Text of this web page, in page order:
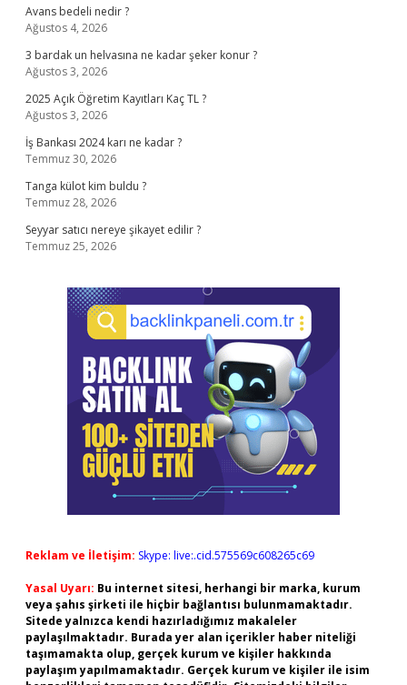
Avans bedeli nedir ?
Ağustos 4, 2026
3 bardak un helvasına ne kadar şeker konur ?
Ağustos 3, 2026
2025 Açık Öğretim Kayıtları Kaç TL ?
Ağustos 3, 2026
İş Bankası 2024 karı ne kadar ?
Temmuz 30, 2026
Tanga külot kim buldu ?
Temmuz 28, 2026
Seyyar satıcı nereye şikayet edilir ?
Temmuz 25, 2026
Reklam ve İletişim: Skype: live:.cid.575569c608265c69
Yasal Uyarı: Bu internet sitesi, herhangi bir marka, kurum
veya şahıs şirketi ile hiçbir bağlantısı bulunmamaktadır.
Sitede yalnızca kendi hazırladığımız makaleler
paylaşılmaktadır. Burada yer alan içerikler haber niteliği
taşımamakta olup, gerçek kurum ve kişiler hakkında
paylaşım yapılmamaktadır. Gerçek kurum ve kişiler ile isim